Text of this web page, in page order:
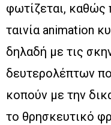
φωτίζεται, καθώς
ταινία animation
δηλαδή με τις
δευτερολέπτων
κοπούν με την
το θρησκευτικό